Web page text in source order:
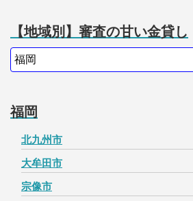
【地域別】審査の甘い金貸し
福岡
北九州市
大牟田市
宗像市